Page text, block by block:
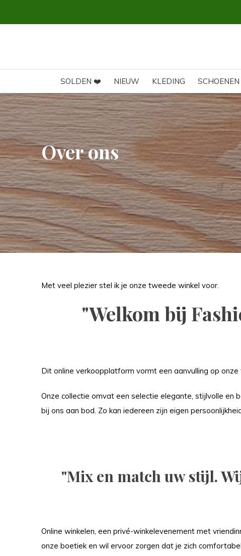
SOLDEN ❤️ NIEUW KLEDING SCHOENEN
Over ons
Met veel plezier stel ik je onze tweede winkel voor.
"Welkom bij
Dit online verkoopplatform vormt een aanvulling op
Onze collectie omvat een selectie elegante, stijlvolle en
bij ons aan bod. Zo kan iedereen zijn eigen
"Mix en match uw stijl.
Online winkelen, een privé-winkelevenement met
onze boetiek en wil ervoor zorgen dat je zich